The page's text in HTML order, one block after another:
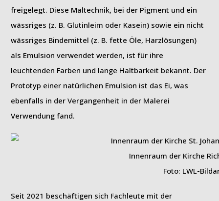
freigelegt. Diese Maltechnik, bei der Pigment und ein
wässriges (z. B. Glutinleim oder Kasein) sowie ein nicht
wässriges Bindemittel (z. B. fette Öle, Harzlösungen)
als Emulsion verwendet werden, ist für ihre
leuchtenden Farben und lange Haltbarkeit bekannt. Der
Prototyp einer natürlichen Emulsion ist das Ei, was
ebenfalls in der Vergangenheit in der Malerei
Verwendung fand.
Innenraum der Kirche
Foto: LWL-
Seit 2021 beschäftigen sich Fachleute mit der